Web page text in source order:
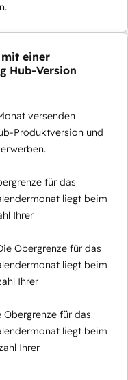
einer
Hub-Version
versenden
Produktversion und
für das
liegt beim
Ihrer
Obergrenze für das
liegt beim
Ihrer
für das
liegt beim
Ihrer